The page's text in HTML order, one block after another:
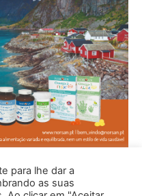
para lhe dar a
as suas